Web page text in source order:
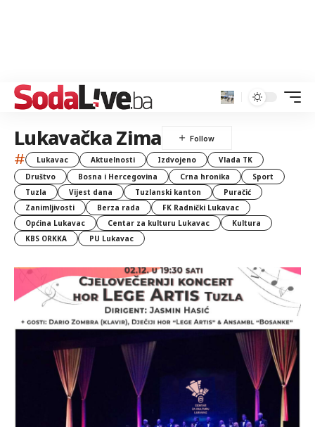
Lukavačka Zima
# Lukavac Aktuelnosti Izdvojeno
Vlada TK
Društvo
Bosna i Hercegovina Crna hronika
Sport
Tuzla
Vijest dana Tuzlanski kanton
Puračić
Zanimljivosti
Berza rada
FK Radnički Lukavac
Općina Lukavac
Centar za kulturu Lukavac
Kultura
KBS ORKKA
PU Lukavac